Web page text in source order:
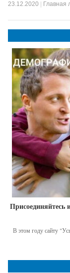
23.12.2020 Главная
Присоединяйтесь
В этом году сайту